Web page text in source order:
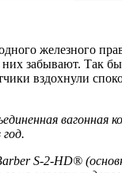
железного
забывают. Так
вздохнули
вагонная
S-2-HD®